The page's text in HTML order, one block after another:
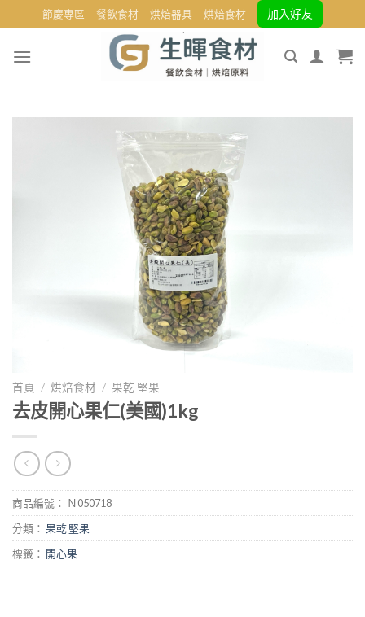
to
content
節慶專區 餐飲食材 烘焙器具 烘焙食材 加入好友
首頁 / 烘焙食材 / 果乾 堅果
去皮開心果仁(美國)1kg
商品編號：
Ｎ050718
分類： 果乾 堅果
標籤： 開心果